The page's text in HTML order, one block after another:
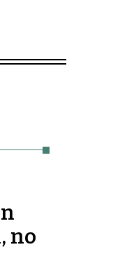
no